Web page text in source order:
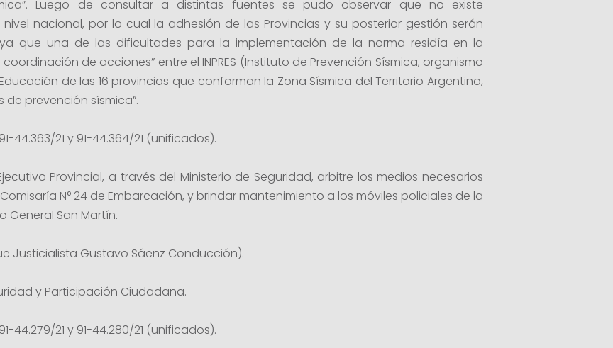
Luego de consultar a distintas fuentes se pudo observar que no existe
nacional, por lo cual la adhesión de las Provincias y su posterior gestión serán
que una de las dificultades para la implementación de la norma residía en la
de acciones” entre el INPRES (Instituto de Prevención Sísmica, organismo
de las 16 provincias que conforman la Zona Sísmica del Territorio Argentino,
prevención sísmica”.
44.363/21 y 91-44.364/21 (unificados).
Provincial, a través del Ministerio de Seguridad, arbitre los medios necesarios
N° 24 de Embarcación, y brindar mantenimiento a los móviles policiales de la
San Martín.
Justicialista Gustavo Sáenz Conducción).
y Participación Ciudadana.
44.279/21 y 91-44.280/21 (unificados).